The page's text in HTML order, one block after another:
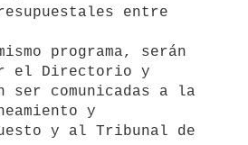
entre
el Directorio y
y